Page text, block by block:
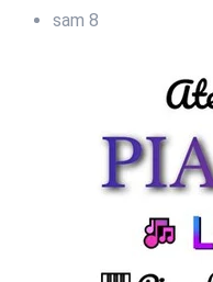
sam 8